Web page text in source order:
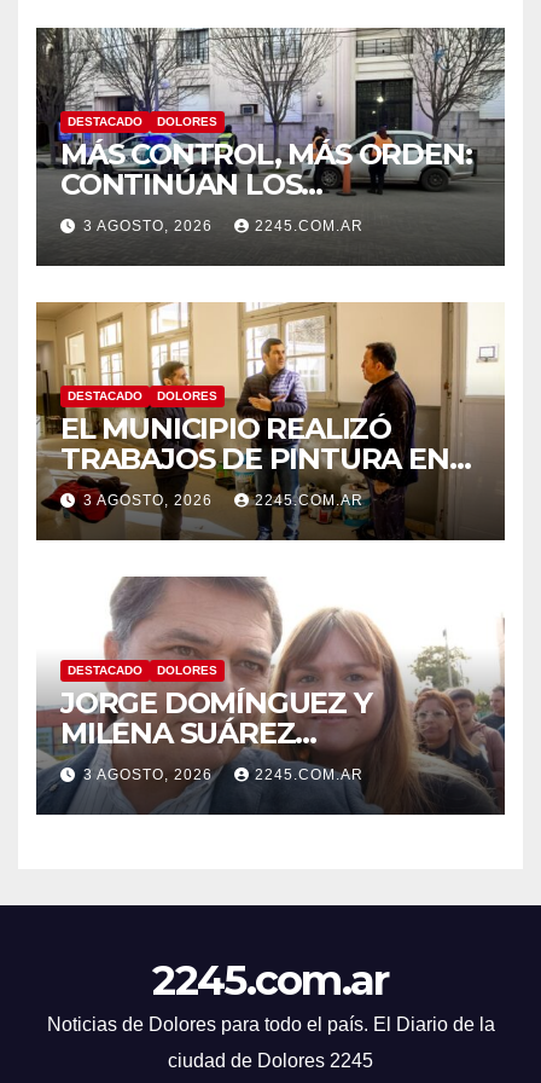
DESTACADO DOLORES
MÁS CONTROL, MÁS ORDEN:
CONTINÚAN LOS
OPERATIVOS PREVENTIVOS
DE TRÁNSITO EN DOLORES
3 AGOSTO, 2026 2245.COM.AR
DESTACADO DOLORES
EL MUNICIPIO REALIZÓ
TRABAJOS DE PINTURA EN
LA ESCUELA N.º 10
3 AGOSTO, 2026 2245.COM.AR
DESTACADO DOLORES
JORGE DOMÍNGUEZ Y
MILENA SUÁREZ
INTENSIFICAN LA AGENDA
OPOSITORA EN DOLORES
CON UNA SERIE DE
3 AGOSTO, 2026 2245.COM.AR
2245.com.ar
Noticias de Dolores para todo el país. El Diario de la
ciudad de Dolores 2245